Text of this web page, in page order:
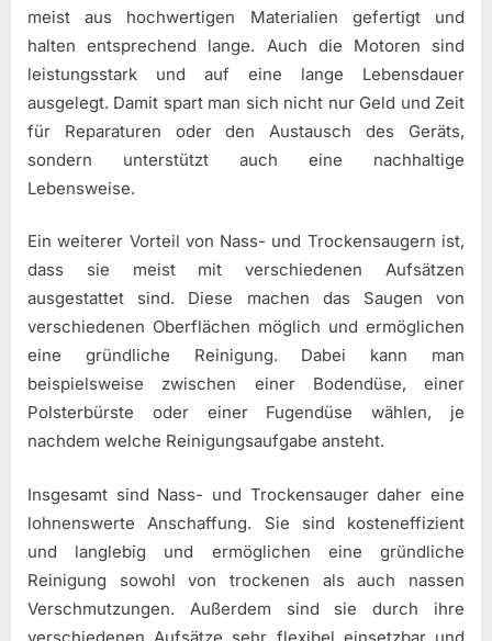
meist aus hochwertigen Materialien gefertigt und
halten entsprechend lange. Auch die Motoren sind
leistungsstark und auf eine lange Lebensdauer
ausgelegt. Damit spart man sich nicht nur Geld und Zeit
für Reparaturen oder den Austausch des Geräts,
sondern unterstützt auch eine nachhaltige
Lebensweise.
Ein weiterer Vorteil von Nass- und Trockensaugern ist,
dass sie meist mit verschiedenen Aufsätzen
ausgestattet sind. Diese machen das Saugen von
verschiedenen Oberflächen möglich und ermöglichen
eine gründliche Reinigung. Dabei kann man
beispielsweise zwischen einer Bodendüse, einer
Polsterbürste oder einer Fugendüse wählen, je
nachdem welche Reinigungsaufgabe ansteht.
Insgesamt sind Nass- und Trockensauger daher eine
lohnenswerte Anschaffung. Sie sind kosteneffizient
und langlebig und ermöglichen eine gründliche
Reinigung sowohl von trockenen als auch nassen
Verschmutzungen. Außerdem sind sie durch ihre
verschiedenen Aufsätze sehr flexibel einsetzbar und